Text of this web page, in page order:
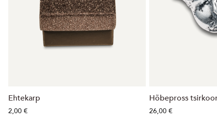
Ehtekarp
2,00 €
Hõbepross
26,00 €